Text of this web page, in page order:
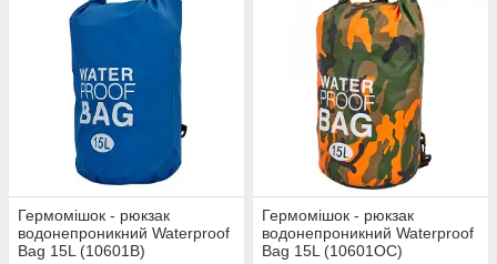
Гермомішок - рюкзак
водонепроникний Waterproof
Bag 15L (10601B)
Гермомішок - рюкзак
водонепроникний Waterproof
Bag 15L (10601OC)